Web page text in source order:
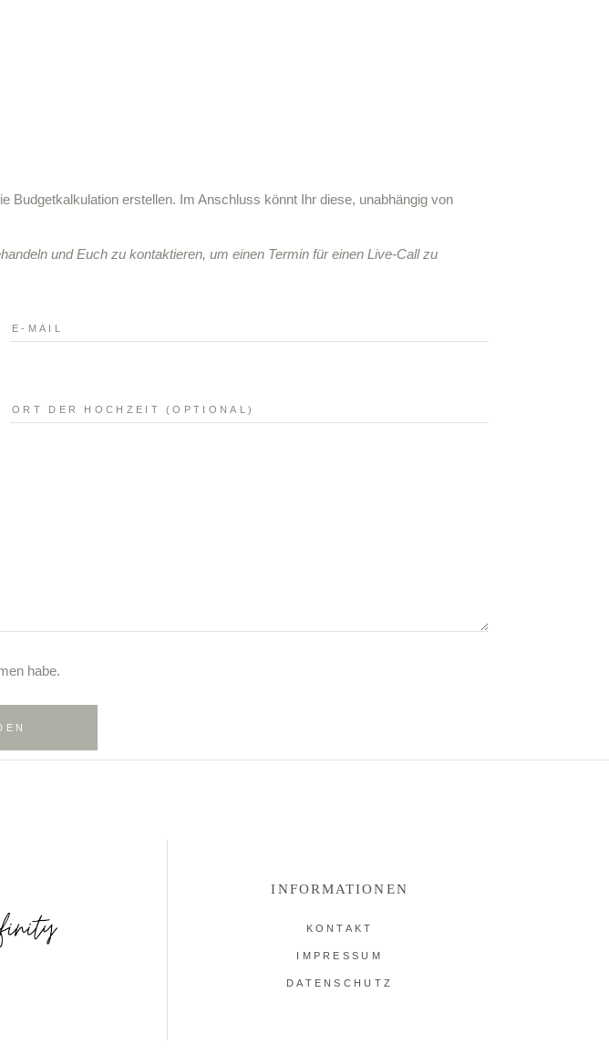
erstellen. Im Anschluss könnt Ihr diese, unabhängig von
und Euch zu kontaktieren, um einen Termin für einen Live-Call zu
habe.
INFORMATIONEN
KONTAKT
IMPRESSUM
DATENSCHUTZ